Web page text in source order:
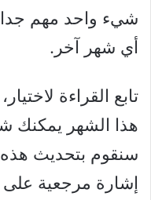
شيء واحد مهم
أي شهر آخر.
تابع القراءة
هذا الشهر يمكنك
سنقوم بتحديث هذه
إشارة مرجعية